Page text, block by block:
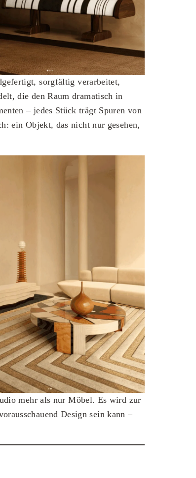
sorgfältig verarbeitet,
die den Raum dramatisch in
– jedes Stück trägt Spuren von
ein Objekt, das nicht nur gesehen,
mehr als nur Möbel. Es wird zur
Design sein kann –